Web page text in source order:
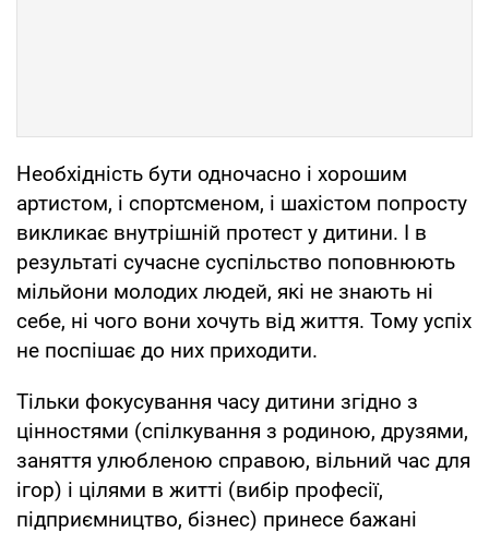
Необхідність бути одночасно і хорошим
артистом, і спортсменом, і шахістом попросту
викликає внутрішній протест у дитини. І в
результаті сучасне суспільство поповнюють
мільйони молодих людей, які не знають ні
себе, ні чого вони хочуть від життя. Тому успіх
не поспішає до них приходити.
Тільки фокусування часу дитини згідно з
цінностями (спілкування з родиною, друзями,
заняття улюбленою справою, вільний час для
ігор) і цілями в житті (вибір професії,
підприємництво, бізнес) принесе бажані